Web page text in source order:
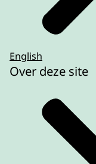
English
Over deze site